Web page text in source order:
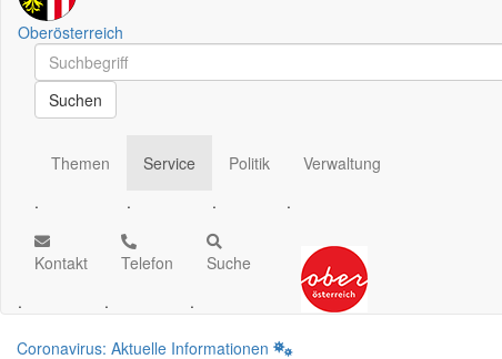
Oberösterreich
Schnellsuche
Schnellsuche
Suchen
Themen
.
Service
.
Politik
.
Verwaltung
.
Kontakt
.
Telefon
.
Suche
.
Coronavirus: Aktuelle Informationen